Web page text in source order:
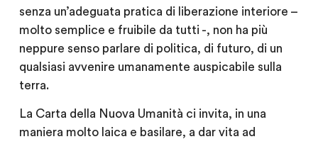
senza un’adeguata pratica di liberazione interiore –
molto semplice e fruibile da tutti -, non ha più
neppure senso parlare di politica, di futuro, di un
qualsiasi avvenire umanamente auspicabile sulla
terra.
La Carta della Nuova Umanità ci invita, in una
maniera molto laica e basilare, a dar vita ad